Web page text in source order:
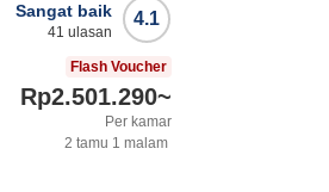
4.1
Sangat baik
41 ulasan
Flash Voucher
Rp2.501.290~
Per kamar
2 tamu 1 malam